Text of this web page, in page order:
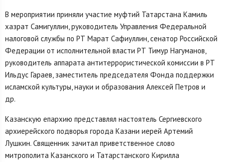
В мероприятии приняли участие муфтий Татарстана Камиль
хазрат Самигуллин, руководитель Управления Федеральной
налоговой службы по РТ Марат Сафиуллин, сенатор Российской
Федерации от исполнительной власти РТ Тимур Нагуманов,
руководитель аппарата антитеррористической комиссии в РТ
Ильдус Гараев, заместитель председателя Фонда поддержки
исламской культуры, науки и образования Алексей Петров и
др.
Казанскую епархию представлял настоятель Сергиевского
архиерейского подворья города Казани иерей Артемий
Лушкин. Священник зачитал приветственное слово
митрополита Казанского и Татарстанского Кирилла